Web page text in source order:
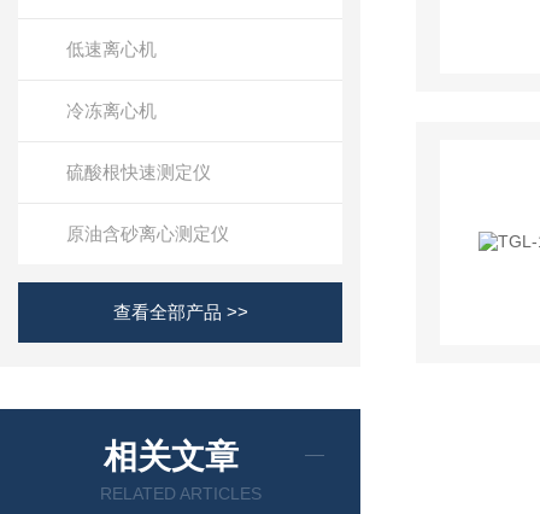
低速离心机
冷冻离心机
硫酸根快速测定仪
原油含砂离心测定仪
查看全部产品 >>
相关文章
RELATED ARTICLES